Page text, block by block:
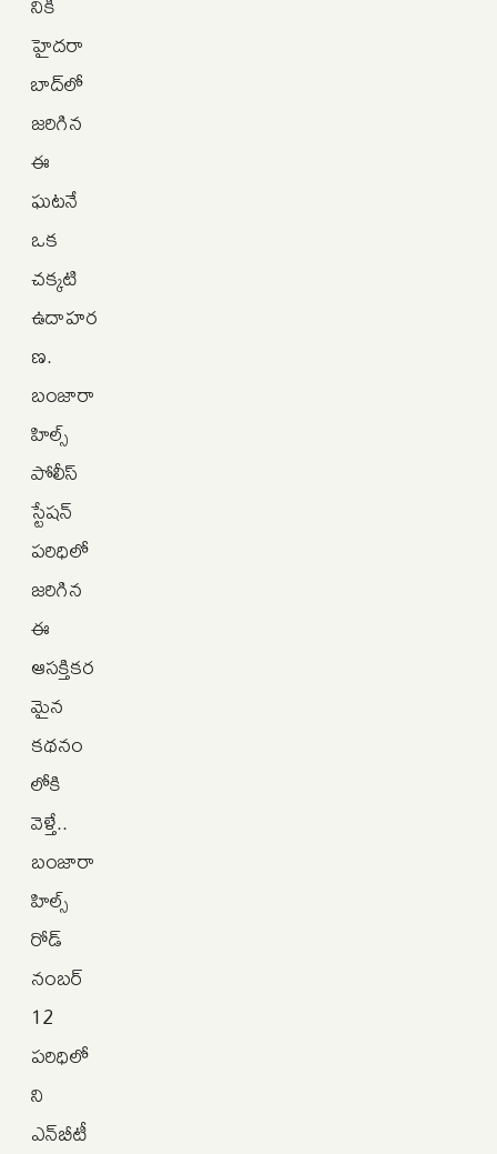
హైదరా
బాద్‌లో
జరిగిన
ఈ
ఘటనే
ఒక
చక్కటి
ఉదాహర
ణ.
బంజారా
హిల్స్
పోలీస్
స్టేషన్
పరిధిలో
జరిగిన
ఈ
ఆసక్తికర
మైన
కథనం
లోకి
వెళ్తే..
బంజారా
హిల్స్
రోడ్
నంబర్
12
పరిధిలో
ని
ఎన్‌బీటీ